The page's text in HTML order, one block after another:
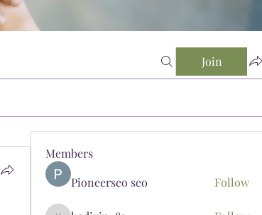
Join
Members
Pioneerseo seo
Follow